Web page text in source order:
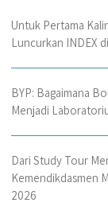
Untuk Pertama
Luncurkan INDEX
BYP: Bagaimana
Menjadi
Dari Study Tour
Kemendikdasmen
2026